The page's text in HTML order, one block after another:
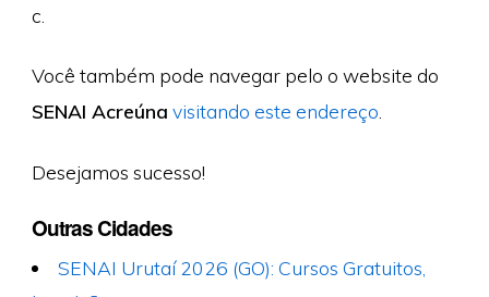
c.
Você também pode navegar pelo o website do
SENAI Acreúna visitando este endereço
Desejamos sucesso!
Outras Cidades
SENAI Urutaí 2026 (GO): Cursos Gratuitos,